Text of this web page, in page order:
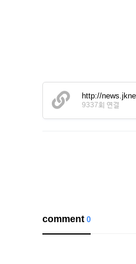
http://
9337회 연결
comment0